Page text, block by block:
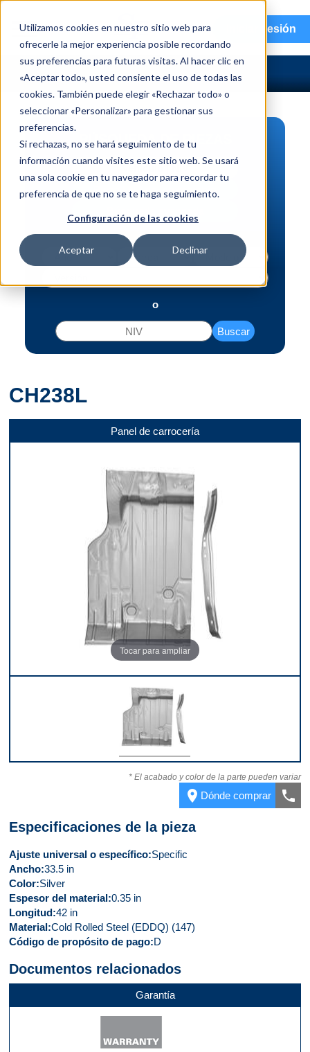
Utilizamos cookies en nuestro sitio web para
ofrecerle la mejor experiencia posible recordando
sus preferencias para futuras visitas. Al hacer clic en
«Aceptar todo», usted consiente el uso de todas las
cookies. También puede elegir «Rechazar todo» o
seleccionar «Personalizar» para gestionar sus
preferencias.
Si rechazas, no se hará seguimiento de tu
información cuando visites este sitio web. Se usará
una sola cookie en tu navegador para recordar tu
preferencia de que no se te haga seguimiento.
Configuración de las cookies
Aceptar Declinar
menu Iniciar sesión
BÚSQUEDA DE PIEZAS
Vehículo | NIV
Pieza | N.º de intercambio
o
Buscar
CH238L
Panel de carrocería
Tocar para ampliar
Parte delantera
* El acabado y color de la parte pueden variar
place Dónde comprar call
Especificaciones de la pieza
Ajuste universal o específico Specific
Ancho 33.5 in
Color Silver
Espesor del material 0.35 in
Longitud 42 in
Material Cold Rolled Steel (EDDQ) (147)
Código de propósito de pago D
Documentos relacionados
Garantía